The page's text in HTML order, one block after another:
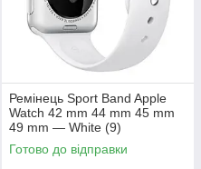
Ремінець Sport Band Apple
Watch 42 mm 44 mm 45 mm
49 mm — White (9)
Готово до відправки